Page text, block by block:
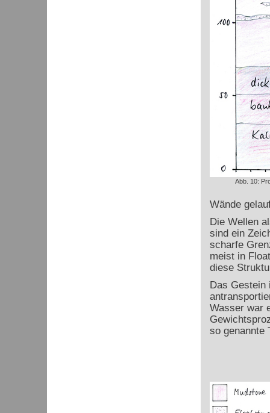
Abb. 10:
Wände
Die Wellen
sind ein
scharfe
meist in
diese
Das Gestein
Wasser war
so genannte